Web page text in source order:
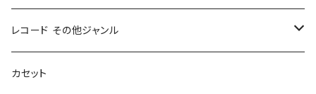
ホラー/スリラー
SF
レコード その他ジャンル
Rock & Pop
カセット